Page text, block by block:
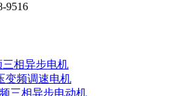
9516